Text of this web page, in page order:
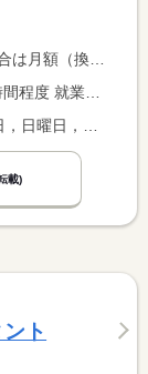
間額を表示しています。
又は 9時00分〜20時30分の時間の間の8時間程度 就業時間に関する特記事項 残業となることが想定されます。残業代別途支給。
月曜日，火曜日，水曜日，木曜日，金曜日，日曜日，その他
載)
ト